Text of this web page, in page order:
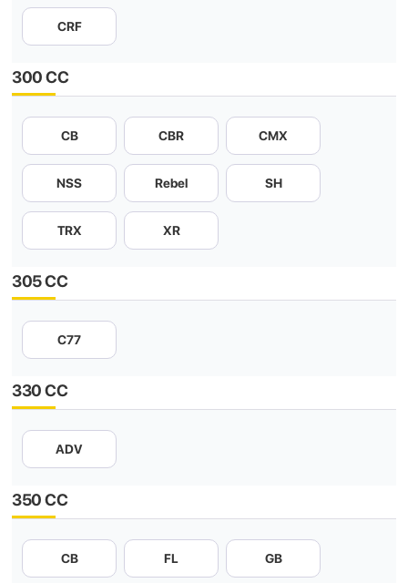
CRF
300 CC
CB CBR CMX
NSS Rebel SH
TRX XR
305 CC
C77
330 CC
ADV
350 CC
CB FL GB